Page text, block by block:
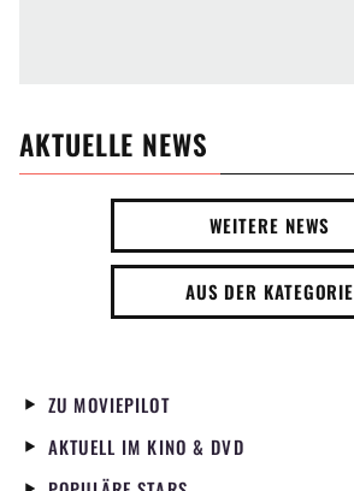
AKTUELLE NEWS
WEITERE NEWS
AUS DER KATEGORIE
ZU MOVIEPILOT
AKTUELL IM KINO & DVD